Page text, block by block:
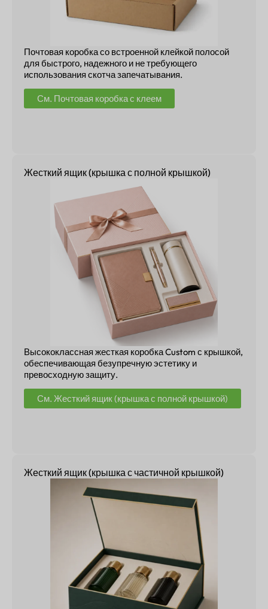
Почтовая коробка со встроенной клейкой полосой
для быстрого, надежного и не требующего
использования скотча запечатывания.
См. Почтовая коробка с клеем
Жесткий ящик (крышка с полной крышкой)
Высококлассная жесткая коробка Custom с крышкой,
обеспечивающая безупречную эстетику и
превосходную защиту.
См. Жесткий ящик (крышка с полной крышкой)
Жесткий ящик (крышка с частичной крышкой)